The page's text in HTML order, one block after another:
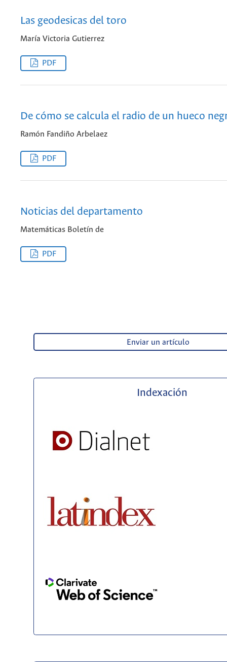
Las geodesicas del toro
María Victoria Gutierrez
PDF
De cómo se calcula el radio de un hueco
Ramón Fandiño Arbelaez
PDF
Noticias del departamento
Matemáticas Boletín de
PDF
Enviar un artículo
Indexación